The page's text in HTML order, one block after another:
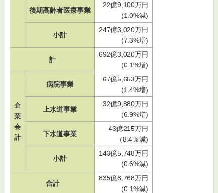
後期高齢者医療事業
22億9,100万円
(1.0%減)
小計
247億3,020万円
(7.3%増)
計
692億3,020万円
(0.1%増)
企
業
会
計
病院事業
67億5,653万円
(1.4%増)
上水道事業
32億9,880万円
(6.9%増)
下水道事業
43億215万円
（8.4％減)
小計
143億5,748万円
(0.6%減)
合計
835億8,768万円
(0.1%減)